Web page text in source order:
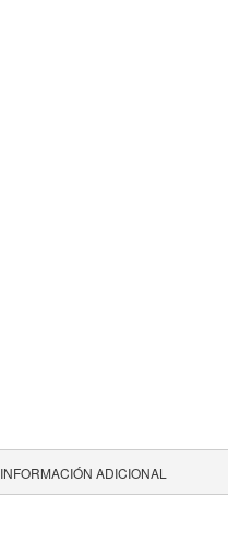
INFORMACIÓN ADICIONAL